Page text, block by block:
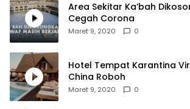
Area Sekitar Ka’bah
Cegah Corona
Maret 9, 2020 0
Hotel Tempat Karantina
China Roboh
Maret 9, 2020 0